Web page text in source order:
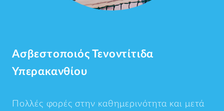
Ασβεστοποιός Τενοντίτιδα
Υπερακανθίου
Πολλές φορές στην καθημερινότητα και μετά